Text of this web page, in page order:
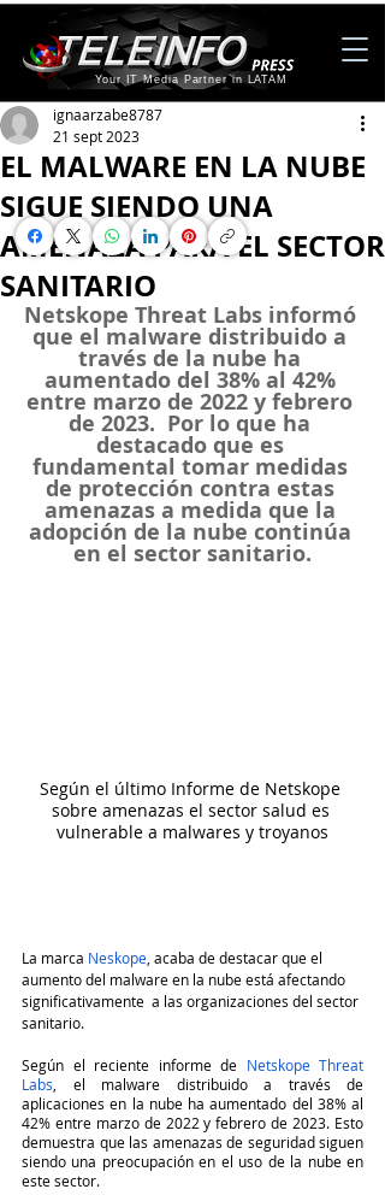
Your IT Media Partner in LATAM
EL MALWARE EN LA NUBE
SIGUE SIENDO UNA
AMENAZA PARA EL SECTOR
SANITARIO
ignaarzabe8787
21 sept 2023
Netskope Threat Labs informó
que el malware distribuido a
través de la nube ha
aumentado del 38% al 42%
entre marzo de 2022 y febrero
de 2023.  Por lo que ha
destacado que es
fundamental tomar medidas
de protección contra estas
amenazas a medida que la
adopción de la nube continúa
en el sector sanitario.
Según el último Informe de Netskope
sobre amenazas el sector salud es
vulnerable a malwares y troyanos
La marca Neskope , acaba de destacar que el
aumento del malware en la nube está afectando
significativamente  a las organizaciones del sector
sanitario.
Según el reciente informe de Netskope Threat
Labs , el malware distribuido a través de
aplicaciones en la nube ha aumentado del 38% al
42% entre marzo de 2022 y febrero de 2023. Esto
demuestra que las amenazas de seguridad siguen
siendo una preocupación en el uso de la nube en
este sector.